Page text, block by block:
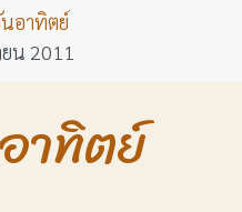
อาทิตย์
น 2011
าทิตย์